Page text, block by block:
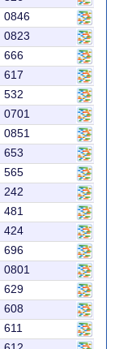
0846
0823
666
617
532
0701
0851
653
565
242
481
424
696
0801
629
608
611